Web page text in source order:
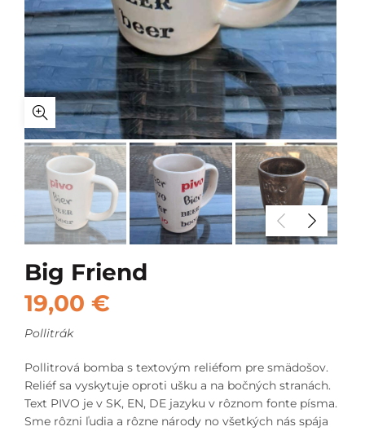
Big Friend
19,00 €
Pollitrák
Pollitrová bomba s textovým reliéfom pre smädošov.
Reliéf sa vyskytuje oproti ušku a na bočných stranách.
Text PIVO je v SK, EN, DE jazyku v rôznom fonte písma.
Sme rôzni ľudia a rôzne národy no všetkých nás spája